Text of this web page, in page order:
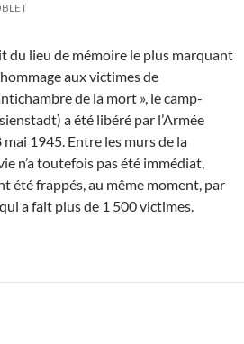
du lieu de mémoire le plus marquant
aux victimes de
de la mort », le camp-
a été libéré par l’Armée
1945. Entre les murs de la
n’a toutefois pas été immédiat,
été frappés, au même moment, par
a fait plus de 1 500 victimes.